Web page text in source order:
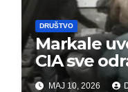
DRUŠTVO
Markale
CIA sve
optužili
MAJ 10, 2026